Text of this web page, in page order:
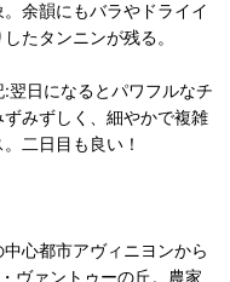
余韻にもバラやドライイ
たタンニンが残る。
翌日になるとパワフルなチ
みずしく、細やかで複雑
二日目も良い！
心都市アヴィニヨンから
ヴァントゥーの丘。農家